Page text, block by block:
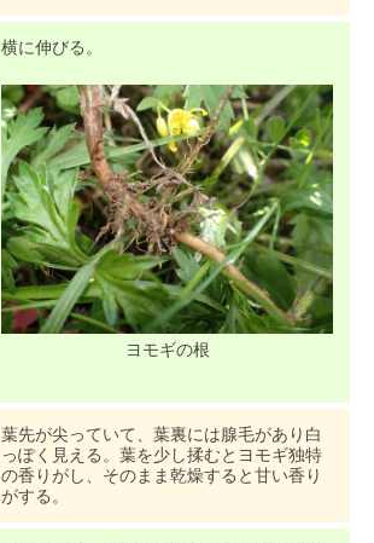
横に伸びる。
ヨモギの根
葉先が尖っていて、葉裏には腺毛があり白
っぽく見える。葉を少し揉むとヨモギ独特
の香りがし、そのまま乾燥すると甘い香り
がする。